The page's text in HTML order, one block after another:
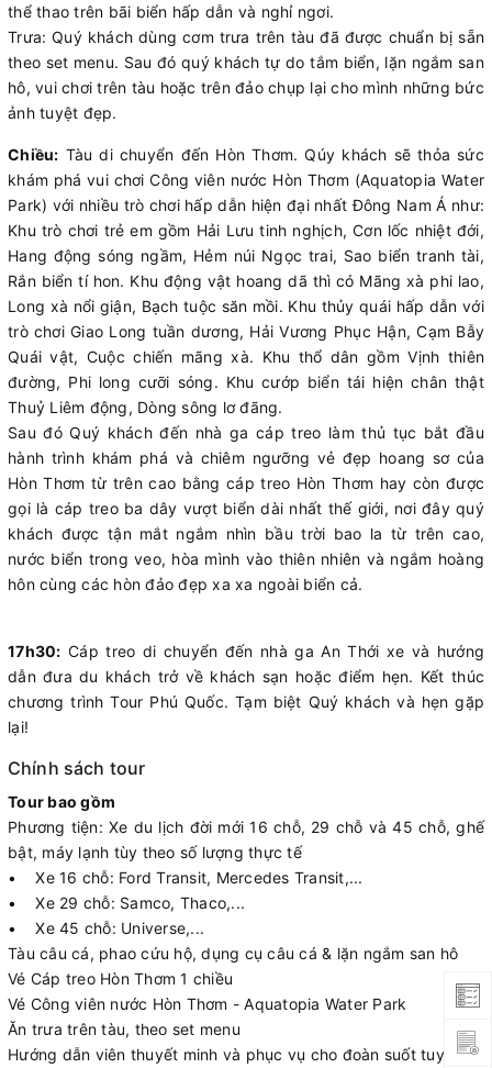
thể thao trên bãi biển hấp dẫn và nghỉ ngơi.
Trưa: Quý khách dùng cơm trưa trên tàu đã được chuẩn bị sẵn
theo set menu. Sau đó quý khách tự do tắm biển, lặn ngắm san
hô, vui chơi trên tàu hoặc trên đảo chụp lại cho mình những bức
ảnh tuyệt đẹp.
Chiều: Tàu di chuyển đến Hòn Thơm. Qúy khách sẽ thỏa sức
khám phá vui chơi Công viên nước Hòn Thơm (Aquatopia Water
Park) với nhiều trò chơi hấp dẫn hiện đại nhất Đông Nam Á như:
Khu trò chơi trẻ em gồm Hải Lưu tinh nghịch, Cơn lốc nhiệt đới,
Hang động sóng ngầm, Hẻm núi Ngọc trai, Sao biển tranh tài,
Rắn biển tí hon. Khu động vật hoang dã thì có Mãng xà phi lao,
Long xà nổi giận, Bạch tuộc săn mồi. Khu thủy quái hấp dẫn với
trò chơi Giao Long tuần dương, Hải Vương Phục Hận, Cạm Bẫy
Quái vật, Cuộc chiến mãng xà. Khu thổ dân gồm Vịnh thiên
đường, Phi long cưỡi sóng. Khu cướp biển tái hiện chân thật
Thuỷ Liêm động, Dòng sông lơ đãng.
Sau đó Quý khách đến nhà ga cáp treo làm thủ tục bắt đầu
hành trình khám phá và chiêm ngưỡng vẻ đẹp hoang sơ của
Hòn Thơm từ trên cao bằng cáp treo Hòn Thơm hay còn được
gọi là cáp treo ba dây vượt biển dài nhất thế giới, nơi đây quý
khách được tận mắt ngắm nhìn bầu trời bao la từ trên cao,
nước biển trong veo, hòa mình vào thiên nhiên và ngắm hoàng
hôn cùng các hòn đảo đẹp xa xa ngoài biển cả.
17h30: Cáp treo di chuyển đến nhà ga An Thới xe và hướng
dẫn đưa du khách trở về khách sạn hoặc điểm hẹn. Kết thúc
chương trình Tour Phú Quốc. Tạm biệt Quý khách và hẹn gặp
lại!
Chính sách tour
Tour bao gồm
Phương tiện: Xe du lịch đời mới 16 chỗ, 29 chỗ và 45 chỗ, ghế
bật, máy lạnh tùy theo số lượng thực tế
• Xe 16 chỗ: Ford Transit, Mercedes Transit,...
• Xe 29 chỗ: Samco, Thaco,...
• Xe 45 chỗ: Universe,...
Tàu câu cá, phao cứu hộ, dụng cụ câu cá & lặn ngắm san hô
Vé Cáp treo Hòn Thơm 1 chiều
Vé Công viên nước Hòn Thơm - Aquatopia Water Park
Ăn trưa trên tàu, theo set menu
Hướng dẫn viên thuyết minh và phục vụ cho đoàn suốt tuyến